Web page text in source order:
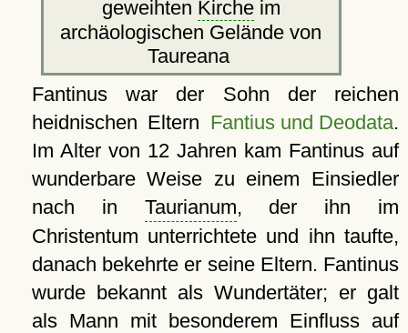
geweihten Kircheim
archäologischen Gelände von
Taureana
Fantinus war der Sohn der reichen
heidnischen Eltern Fantius und Deodata.
Im Alter von 12 Jahren kam Fantinus auf
wunderbare Weise zu einem Einsiedler
nach in Taurianum, der ihn im
Christentum unterrichtete und ihn taufte,
danach bekehrte er seine Eltern. Fantinus
wurde bekannt als Wundertäter; er galt
als Mann mit besonderem Einfluss auf